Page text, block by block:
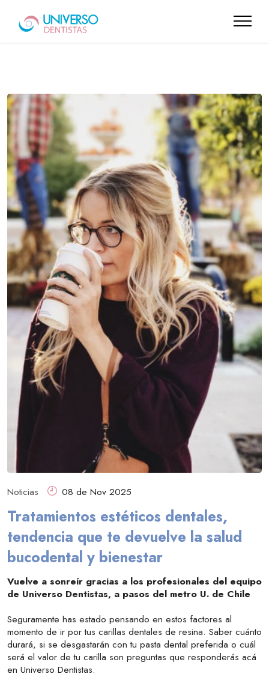
Noticias 08 de Nov 2025
Tratamientos estéticos dentales,
tendencia que te devuelve la salud
bucodental y bienestar
Vuelve a sonreír gracias a los profesionales del equipo
de Universo Dentistas, a pasos del metro U. de Chile
Seguramente has estado pensando en estos factores al
momento de ir por tus carillas dentales de resina. Saber cuánto
durará, si se desgastarán con tu pasta dental preferida o cuál
será el valor de tu carilla son preguntas que responderás acá
en Universo Dentistas.